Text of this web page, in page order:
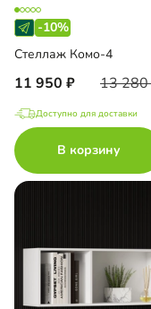
-10%
Стеллаж Комо-4
11 950 13 280
Доступно для доставки
В корзину